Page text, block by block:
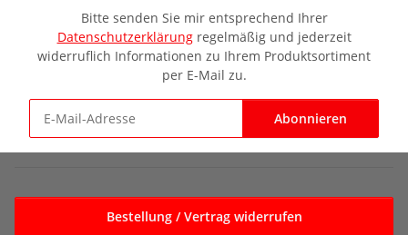
Bitte senden Sie mir entsprechend Ihrer
Datenschutzerklärungregelmäßig und jederzeit
widerruflich Informationen zu Ihrem Produktsortiment
per E-Mail zu.
Abonnieren
Bestellung / Vertrag widerrufen